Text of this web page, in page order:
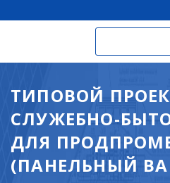
ТИПОВОЙ
СЛУЖЕБНО-
ДЛЯ
(ПАНЕЛЬНЫЙ